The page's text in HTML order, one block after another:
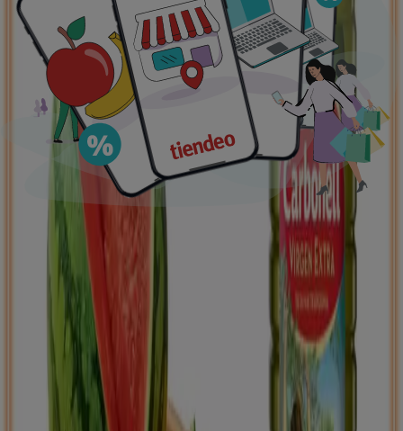
Ofertas destacadas
supermercados jardín y bricolaje Freidora de airepatinete
eléctrico
aceite de olivacomida
asiáticaaguacatesbomba de agua
Tiendeo en tu ciudad
Barcelona Valencia Sevilla
Zaragoza
Málaga
Palma de Mallorca Alicante
Murcia
Las Palmas de Gran Canaria
Córdoba Valladolid
Granada
Ver más ciudades
Descargar la APP